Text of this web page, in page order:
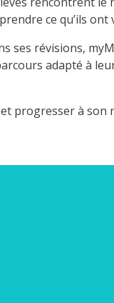
ce qu’ils ont
ses révisions,
adapté à
progresser à son